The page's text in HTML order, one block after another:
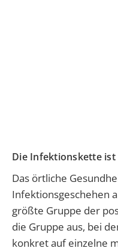
Die Infektionskette
Das örtliche
Infektionsgeschehen
größte Gruppe der
die Gruppe aus, bei
konkret auf einzelne